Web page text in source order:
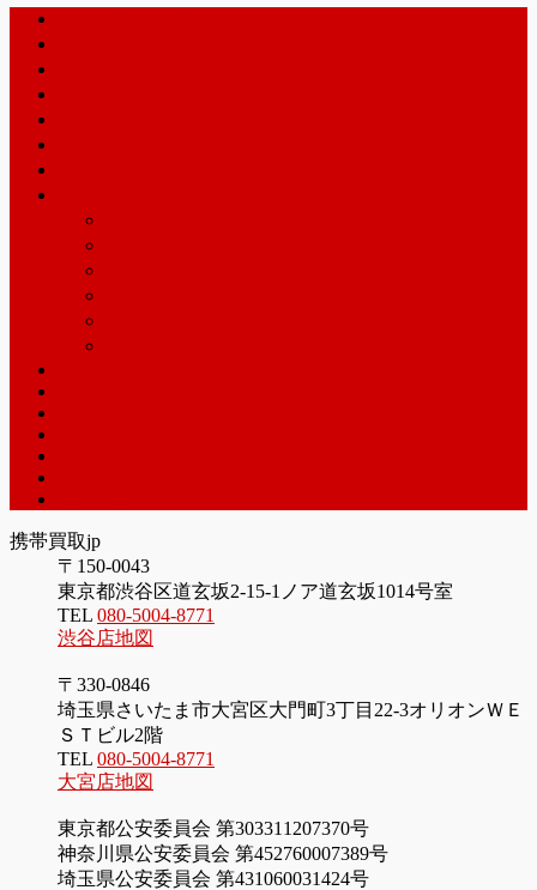
携帯買取jp
〒150-0043
東京都渋谷区道玄坂2-15-1ノア道玄坂1014号室
TEL 080-5004-8771
渋谷店地図
〒330-0846
埼玉県さいたま市大宮区大門町3丁目22-3オリオンＷＥ
ＳＴビル2階
TEL 080-5004-8771
大宮店地図
東京都公安委員会 第303311207370号
神奈川県公安委員会 第452760007389号
埼玉県公安委員会 第431060031424号